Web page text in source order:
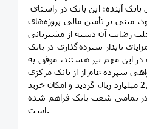
آینده؛ این بانک در راستای
مبنی بر تأمین مالی پروژه‌های
رضایت آن دسته از مشتریانی
پایدار سپرده‌گذاری در بانک
این مهم نیز هستند، موفق به
سپرده عام از از بانک مرکزی
ج.ا.ایران تا سقف 2,200,000 میلیارد ریال گردید و امکان خرید
در تمامی شعب بانک فراهم شده
است.